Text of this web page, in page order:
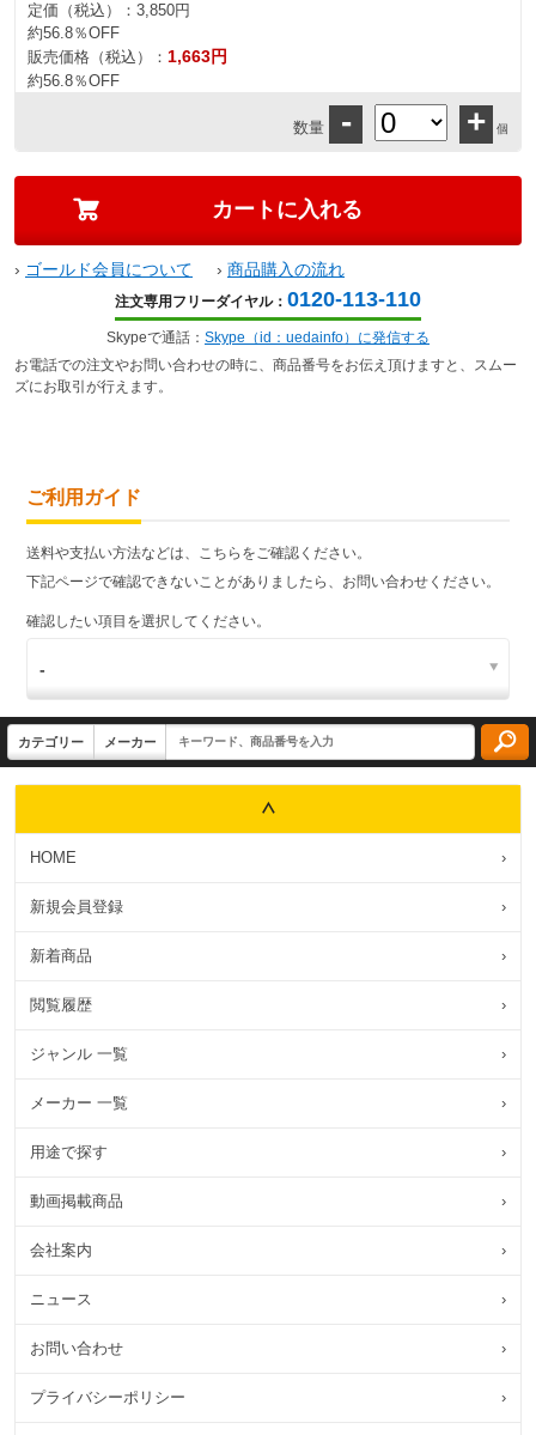
定価（税込）： 3,850円
約56.8％OFF
販売価格（税込）： 1,663円
約56.8％OFF
数量 - + 個
› ゴールド会員について › 商品購入の流れ
注文専用フリーダイヤル： 0120-113-110
Skypeで通話： Skype（id：uedainfo）に発信する
お電話での注文やお問い合わせの時に、商品番号をお伝え頂けますと、スムー
ズにお取引が行えます。
ご利用ガイド
送料や支払い方法などは、こちらをご確認ください。
下記ページで確認できないことがありましたら、お問い合わせください。
確認したい項目を選択してください。
HOME ›
新規会員登録 ›
新着商品 ›
閲覧履歴 ›
ジャンル 一覧 ›
メーカー 一覧 ›
用途で探す ›
動画掲載商品 ›
会社案内 ›
ニュース ›
お問い合わせ ›
プライバシーポリシー ›